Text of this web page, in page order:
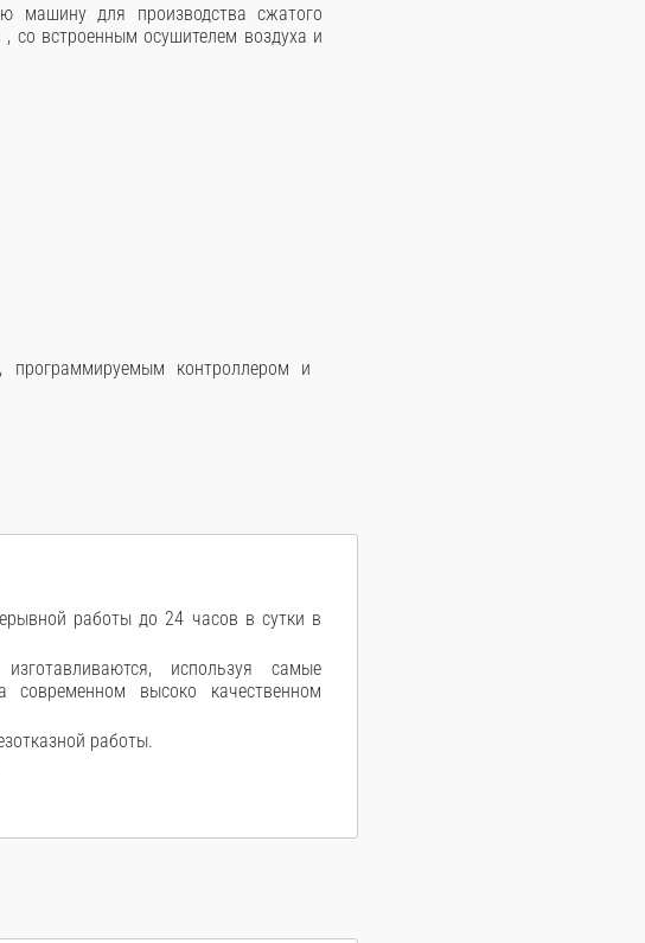
машину для производства сжатого
со встроенным осушителем воздуха и
контроллером и
работы до 24 часов в сутки в
используя самые
современном высоко качественном
работы.